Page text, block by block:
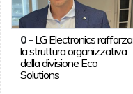
0- LG Electronics rafforza
la struttura organizzativa
della divisione Eco
Solutions